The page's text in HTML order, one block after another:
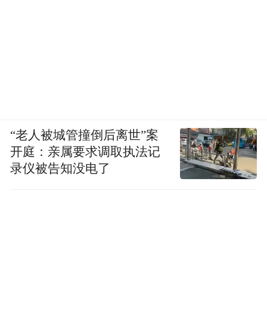
“老人被城管撞倒后离世”案
开庭：亲属要求调取执法记
录仪被告知没电了